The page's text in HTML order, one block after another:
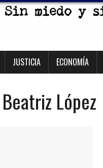
JUSTICIA ECONOMÍA
López